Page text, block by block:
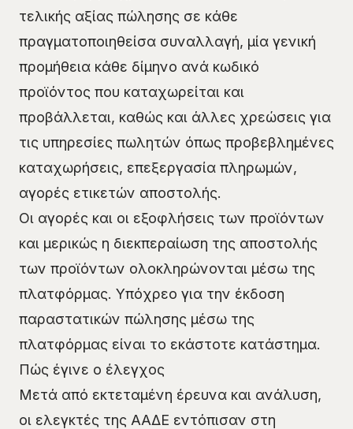
τελικής αξίας πώλησης σε κάθε
πραγματοποιηθείσα συναλλαγή, μία γενική
προμήθεια κάθε δίμηνο ανά κωδικό
προϊόντος που καταχωρείται και
προβάλλεται, καθώς και άλλες χρεώσεις για
τις υπηρεσίες πωλητών όπως προβεβλημένες
καταχωρήσεις, επεξεργασία πληρωμών,
αγορές ετικετών αποστολής.
Οι αγορές και οι εξοφλήσεις των προϊόντων
και μερικώς η διεκπεραίωση της αποστολής
των προϊόντων ολοκληρώνονται μέσω της
πλατφόρμας. Υπόχρεο για την έκδοση
παραστατικών πώλησης μέσω της
πλατφόρμας είναι το εκάστοτε κατάστημα.
Πώς έγινε ο έλεγχος
Μετά από εκτεταμένη έρευνα και ανάλυση,
οι ελεγκτές της ΑΑΔΕ εντόπισαν στη